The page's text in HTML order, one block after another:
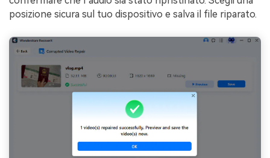
posizione sicura sul tuo dispositivo e salva il file riparato.